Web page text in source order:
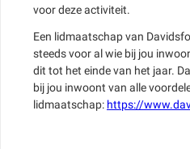
voor deze activiteit.
Een lidmaatschap van
steeds voor al wie bij jou
dit tot het einde van het jaar.
bij jou inwoont van alle
lidmaatschap: https://